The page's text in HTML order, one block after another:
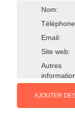
Nom:
Email:
Site web:
Autres
AJOUTER